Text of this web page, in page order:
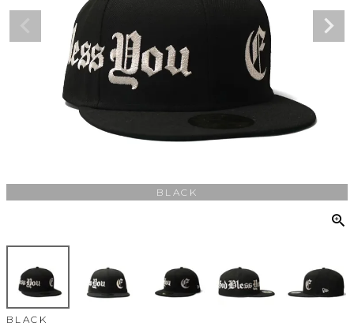
BLACK
BLACK